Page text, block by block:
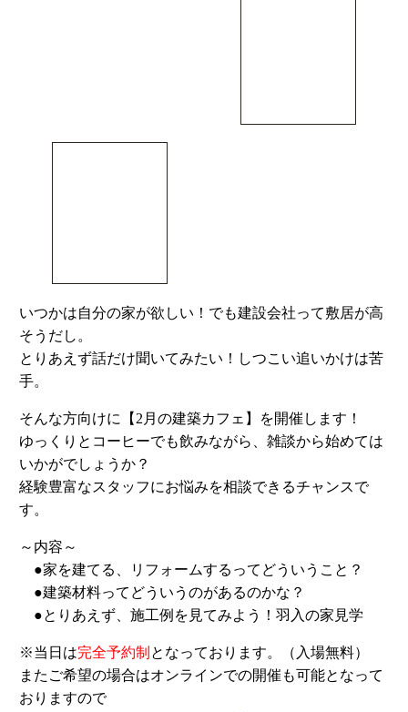
いつかは自分の家が欲しい！でも建設会社って敷居が高
そうだし。
とりあえず話だけ聞いてみたい！しつこい追いかけは苦
手。
そんな方向けに【2月の建築カフェ】を開催します！
ゆっくりとコーヒーでも飲みながら、雑談から始めては
いかがでしょうか？
経験豊富なスタッフにお悩みを相談できるチャンスで
す。
～内容～
●家を建てる、リフォームするってどういうこと？
●建築材料ってどういうのがあるのかな？
●とりあえず、施工例を見てみよう！羽入の家見学
※当日は完全予約制 となっております。（入場無料）
またご希望の場合はオンラインでの開催も可能となって
おりますので